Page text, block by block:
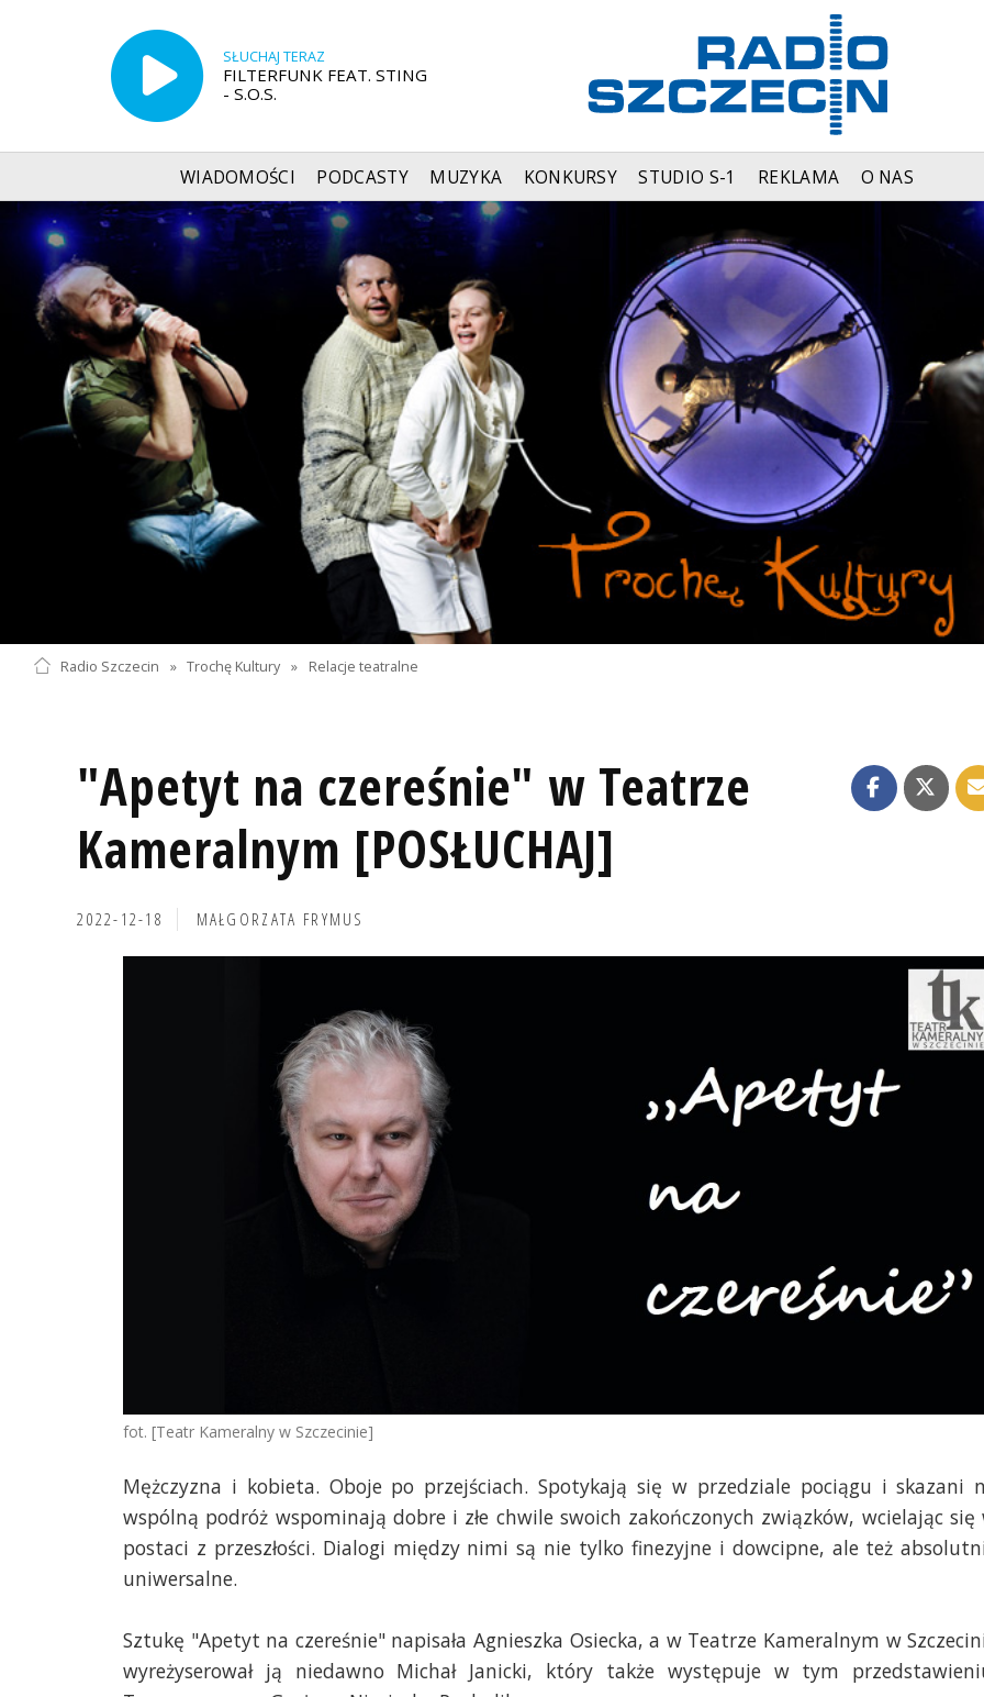
SŁUCHAJ TERAZ
FILTERFUNK FEAT. STING
- S.O.S.
WIADOMOŚCI PODCASTY MUZYKA KONKURSY STUDIO S-1 REKLAMA O NAS
Radio Szczecin » Trochę Kultury » Relacje teatralne
"Apetyt na czereśnie" w Teatrze
Kameralnym [POSŁUCHAJ]
2022-12-18 MAŁGORZATA FRYMUS
fot. [Teatr Kameralny w Szczecinie]
Mężczyzna i kobieta. Oboje po przejściach. Spotykają się w przedziale pociągu i skazani
wspólną podróż wspominają dobre i złe chwile swoich zakończonych związków, wcielając się
postaci z przeszłości. Dialogi między nimi są nie tylko finezyjne i dowcipne, ale też
uniwersalne.
Sztukę "Apetyt na czereśnie" napisała Agnieszka Osiecka, a w Teatrze Kameralnym w
wyreżyserował ją niedawno Michał Janicki, który także występuje w tym